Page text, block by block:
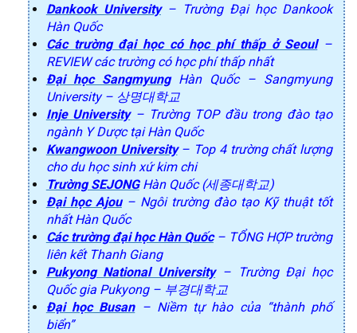
Dankook University– Trường Đại học Dankook
Hàn Quốc
Các trường đại học có học phí thấp ở Seoul–
REVIEW các trường có học phí thấp nhất
Đại học SangmyungHàn Quốc – Sangmyung
University – 상명대학교
Inje University– Trường TOP đầu trong đào tạo
ngành Y Dược tại Hàn Quốc
Kwangwoon University– Top 4 trường chất lượng
cho du học sinh xứ kim chi
Trường SEJONGHàn Quốc (세종대학교)
Đại học Ajou– Ngôi trường đào tạo Kỹ thuật tốt
nhất Hàn Quốc
Các trường đại học Hàn Quốc– TỔNG HỢP trường
liên kết Thanh Giang
Pukyong National University– Trường Đại học
Quốc gia Pukyong – 부경대학교
Đại học Busan– Niềm tự hào của “thành phố
biển”